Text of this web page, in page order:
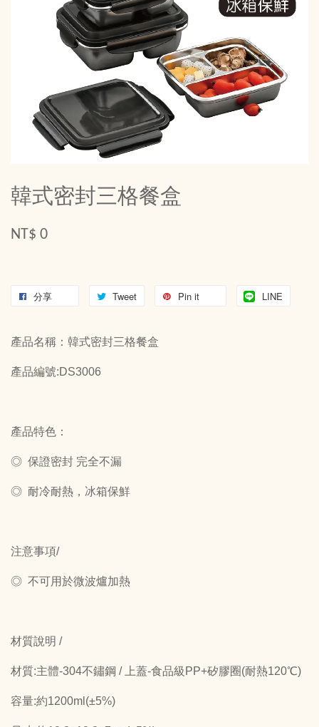
韓式密封三格餐盒
NT$ 0
分享 Tweet Pin it LINE
產品名稱：韓式密封三格餐盒
產品編號:DS3006
產品特色：
◎ 保證密封 完全不漏
◎ 耐冷耐熱，冰箱保鮮
注意事項/
◎ 不可用於微波爐加熱
材質說明 /
材質:主體-304不鏽鋼 / 上蓋-食品級PP+矽膠圈(耐熱120℃)
容量:約1200ml(±5%)